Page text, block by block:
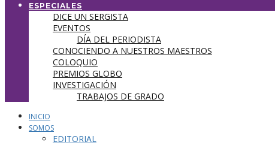
ESPECIALES
DICE UN SERGISTA
EVENTOS
DÍA DEL PERIODISTA
CONOCIENDO A NUESTROS MAESTROS
COLOQUIO
PREMIOS GLOBO
INVESTIGACIÓN
TRABAJOS DE GRADO
INICIO
SOMOS
EDITORIAL